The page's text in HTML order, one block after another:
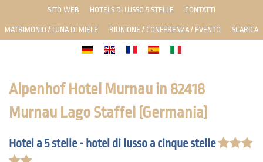
SITO WEB HOTELS DI LUSSO 5 STELLE CONTATTI
MATRIMONIO / LUNA DI MIELE RIUNIONE / CONFERENZA / EVENTO SCARICA
Alpenhof Hotel Murnau in 82418
Murnau Lago Staffel (Germania)
Hotel a 5 stelle - hotel di lusso a cinque stelle